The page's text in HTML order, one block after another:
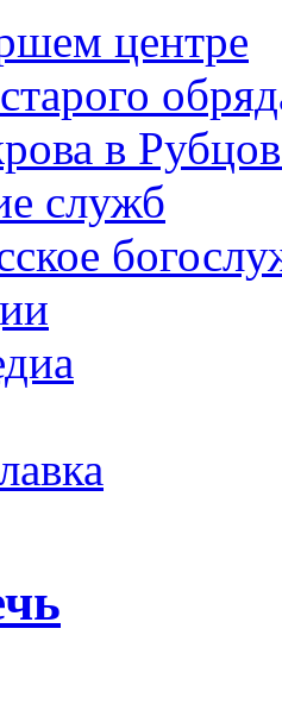
центре
в
служб